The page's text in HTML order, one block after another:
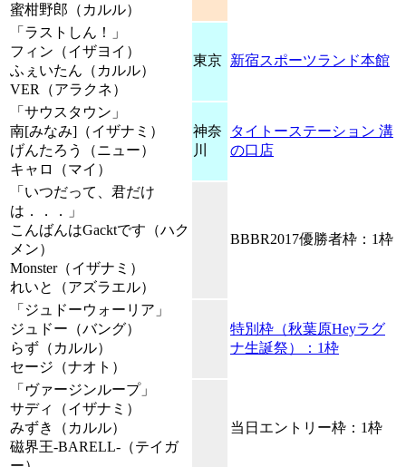
蜜柑野郎（カルル）
「ラストしん！」
フィン（イザヨイ）
ふぇいたん（カルル）
VER（アラクネ）
東京 新宿スポーツランド本館
「サウスタウン」
南[みなみ]（イザナミ）
げんたろう（ニュー）
キャロ（マイ）
神奈
川
タイトーステーション 溝
の口店
「いつだって、君だけ
は．．．」
こんばんはGacktです（ハク
メン）
Monster（イザナミ）
れいと（アズラエル）
BBBR2017優勝者枠：1枠
「ジュドーウォーリア」
ジュドー（バング）
らず（カルル）
セージ（ナオト）
特別枠（秋葉原Heyラグ
ナ生誕祭）：1枠
「ヴァージンループ」
サディ（イザナミ）
みずき（カルル）
磁界王-BARELL-（テイガ
当日エントリー枠：1枠